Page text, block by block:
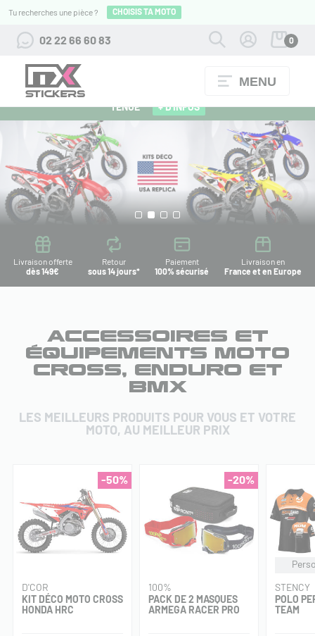
Tu recherches une pièce ? CHOISIS TA MOTO
02 22 66 60 83 0
MENU
ALPINESTARS 27 : FLOCAGE OFFERT POUR L'ACHAT D'UNE
TENUE
+ D'INFOS
Livraison offerte
dès 149€
Retour
sous 14 jours*
Paiement
100% sécurisé
Livraison en
France et en Europe
ACCESSOIRES ET
ÉQUIPEMENTS MOTO
CROSS, ENDURO ET
BMX
LES MEILLEURS PRODUITS POUR VOUS ET VOTRE
MOTO, AU MEILLEUR PRIX
-50%
D'COR
KIT DÉCO MOTO CROSS
HONDA HRC
-20%
100%
PACK DE 2 MASQUES
ARMEGA RACER PRO
STENCY
POLO
TEAM